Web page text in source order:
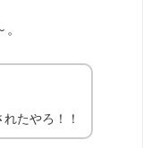
たやろ！！